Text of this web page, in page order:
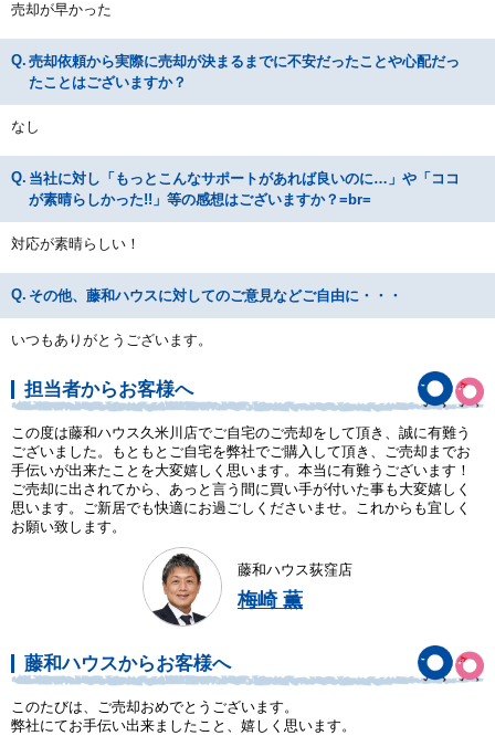
売却が早かった
売却依頼から実際に売却が決まるまでに不安だったことや心配だっ
たことはございますか？
なし
当社に対し「もっとこんなサポートがあれば良いのに…」や「ココ
が素晴らしかった!!」等の感想はございますか？=br=
対応が素晴らしい！
その他、藤和ハウスに対してのご意見などご自由に・・・
いつもありがとうございます。
担当者からお客様へ
この度は藤和ハウス久米川店でご自宅のご売却をして頂き、誠に有難う
ございました。もともとご自宅を弊社でご購入して頂き、ご売却までお
手伝いが出来たことを大変嬉しく思います。本当に有難うございます！
ご売却に出されてから、あっと言う間に買い手が付いた事も大変嬉しく
思います。ご新居でも快適にお過ごしくださいませ。これからも宜しく
お願い致します。
藤和ハウス荻窪店
梅崎 薫
藤和ハウスからお客様へ
このたびは、ご売却おめでとうございます。
弊社にてお手伝い出来ましたこと、嬉しく思います。